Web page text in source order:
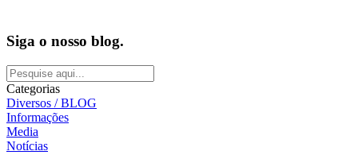
Siga o nosso blog.
Categorias
Diversos / BLOG
Informações
Media
Notícias